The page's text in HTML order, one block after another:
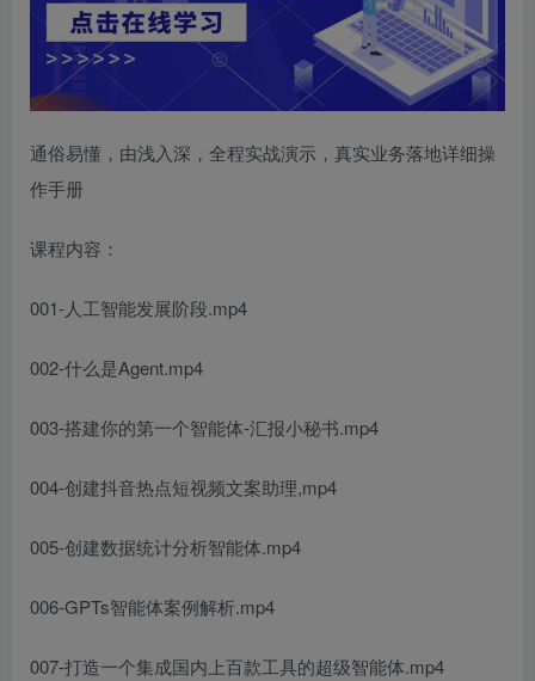
通俗易懂，由浅入深，全程实战演示，真实业务落地详细操
作手册
课程内容：
001-人工智能发展阶段.mp4
002-什么是Agent.mp4
003-搭建你的第一个智能体-汇报小秘书.mp4
004-创建抖音热点短视频文案助理,mp4
005-创建数据统计分析智能体.mp4
006-GPTs智能体案例解析.mp4
007-打造一个集成国内上百款工具的超级智能体.mp4